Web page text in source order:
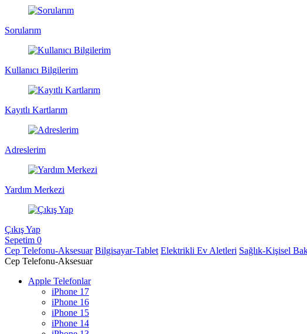
Sorularım
Kullanıcı Bilgilerim
Kayıtlı Kartlarım
Adreslerim
Yardım Merkezi
Çıkış Yap
Sepetim 0
Cep Telefonu-Aksesuar Bilgisayar-Tablet Elektrikli Ev Aletleri Sağlık-Kişisel
Cep Telefonu-Aksesuar
Apple Telefonlar
iPhone 17
iPhone 16
iPhone 15
iPhone 14